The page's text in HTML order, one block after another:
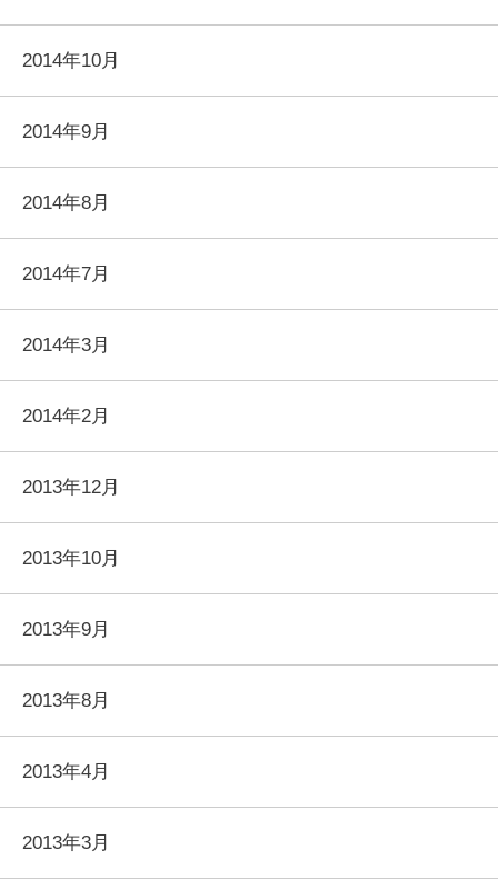
2014年10月
2014年9月
2014年8月
2014年7月
2014年3月
2014年2月
2013年12月
2013年10月
2013年9月
2013年8月
2013年4月
2013年3月